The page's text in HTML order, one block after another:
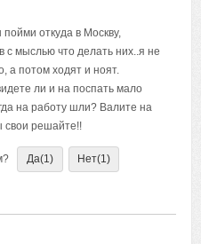
откуда в Москву,
с мыслью что делать них..я не
а потом ходят и ноят.
ли и на поспать мало
на работу шли? Валите на
свои решайте!!
Да(1) Нет(1)